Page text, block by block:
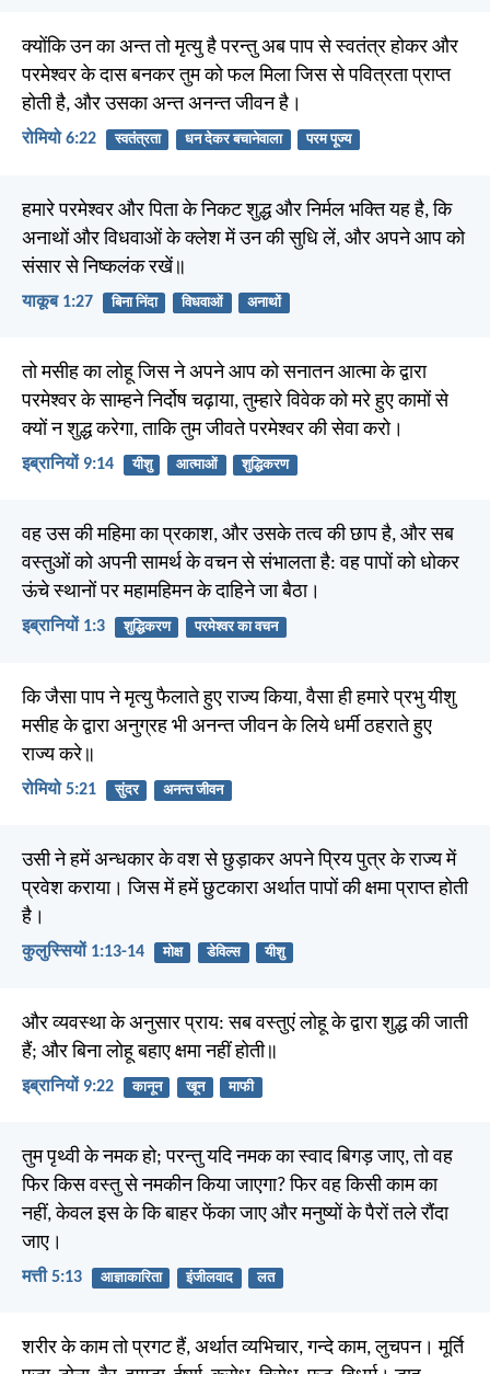
क्योंकि उन का अन्त तो मृत्यु है परन्तु अब पाप से स्वतंत्र होकर और
परमेश्वर के दास बनकर तुम को फल मिला जिस से पवित्रता प्राप्त
होती है, और उसका अन्त अनन्त जीवन है।
रोमियो 6:22 स्वतंत्रता धन देकर बचानेवाला परम पूज्य
हमारे परमेश्वर और पिता के निकट शुद्ध और निर्मल भक्ति यह है, कि
अनाथों और विधवाओं के क्लेश में उन की सुधि लें, और अपने आप को
संसार से निष्कलंक रखें॥
याकूब 1:27 बिना निंदा विधवाओं अनाथों
तो मसीह का लोहू जिस ने अपने आप को सनातन आत्मा के द्वारा
परमेश्वर के साम्हने निर्दोष चढ़ाया, तुम्हारे विवेक को मरे हुए कामों से
क्यों न शुद्ध करेगा, ताकि तुम जीवते परमेश्वर की सेवा करो।
इब्रानियों 9:14 यीशु आत्माओं शुद्धिकरण
वह उस की महिमा का प्रकाश, और उसके तत्व की छाप है, और सब
वस्तुओं को अपनी सामर्थ के वचन से संभालता है: वह पापों को धोकर
ऊंचे स्थानों पर महामहिमन के दाहिने जा बैठा।
इब्रानियों 1:3 शुद्धिकरण परमेश्वर का वचन
कि जैसा पाप ने मृत्यु फैलाते हुए राज्य किया, वैसा ही हमारे प्रभु यीशु
मसीह के द्वारा अनुग्रह भी अनन्त जीवन के लिये धर्मी ठहराते हुए
राज्य करे॥
रोमियो 5:21 सुंदर अनन्त जीवन
उसी ने हमें अन्धकार के वश से छुड़ाकर अपने प्रिय पुत्र के राज्य में
प्रवेश कराया। जिस में हमें छुटकारा अर्थात पापों की क्षमा प्राप्त होती
है।
कुलुस्सियों 1:13-14 मोक्ष डेविल्स यीशु
और व्यवस्था के अनुसार प्राय: सब वस्तुएं लोहू के द्वारा शुद्ध की जाती
हैं; और बिना लोहू बहाए क्षमा नहीं होती॥
इब्रानियों 9:22 कानून खून माफी
तुम पृथ्वी के नमक हो; परन्तु यदि नमक का स्वाद बिगड़ जाए, तो वह
फिर किस वस्तु से नमकीन किया जाएगा? फिर वह किसी काम का
नहीं, केवल इस के कि बाहर फेंका जाए और मनुष्यों के पैरों तले रौंदा
जाए।
मत्ती 5:13 आज्ञाकारिता इंजीलवाद लत
शरीर के काम तो प्रगट हैं, अर्थात व्यभिचार, गन्दे काम, लुचपन। मूर्ति